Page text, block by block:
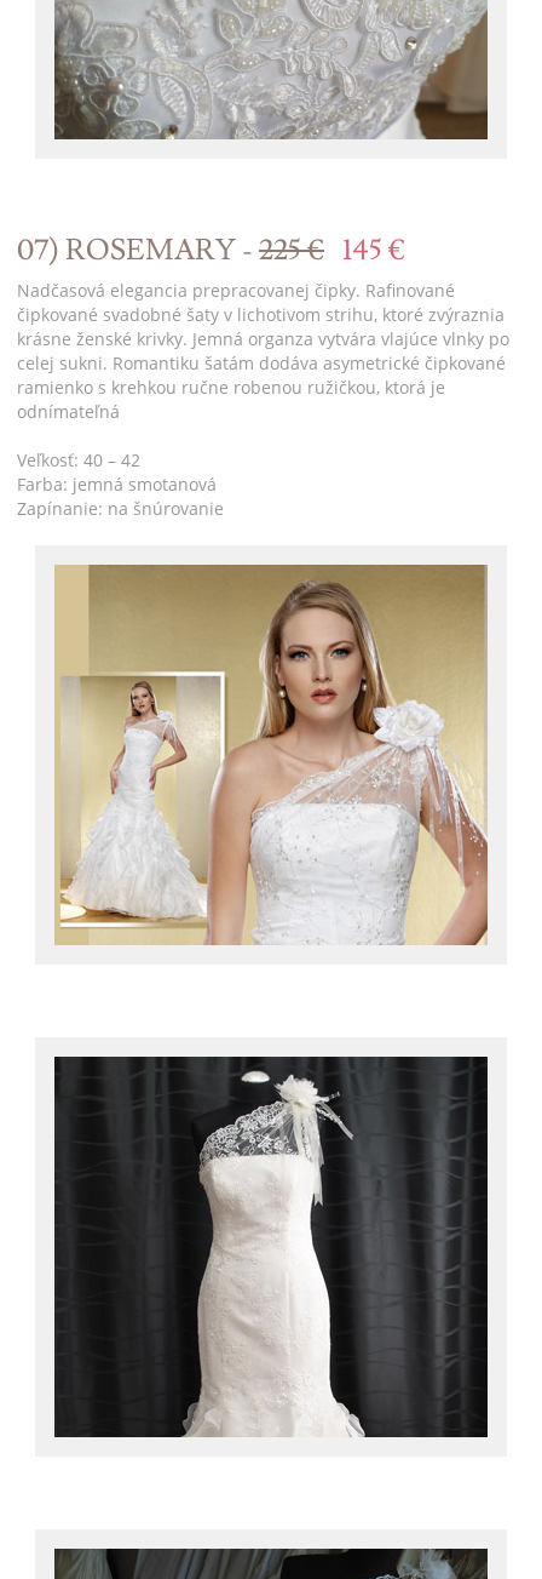
07) ROSEMARY -225 € 145 €
Nadčasová elegancia prepracovanej čipky. Rafinované
čipkované svadobné šaty v lichotivom strihu, ktoré zvýraznia
krásne ženské krivky. Jemná organza vytvára vlajúce vlnky po
celej sukni. Romantiku šatám dodáva asymetrické čipkované
ramienko s krehkou ručne robenou ružičkou, ktorá je
odnímateľná
Veľkosť: 40 – 42
Farba: jemná smotanová
Zapínanie: na šnúrovanie